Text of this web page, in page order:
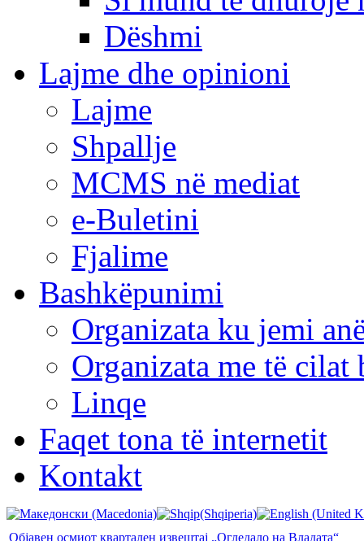
Dëshmi
Lajme dhe opinioni
Lajme
Shpallje
MCMS në mediat
e-Buletini
Fjalime
Bashkëpunimi
Organizata ku jemi
Organizata me të cilat
Linqe
Faqet tona të internetit
Kontakt
Објавен осмиот квартален извештај „Огледало на Владата“